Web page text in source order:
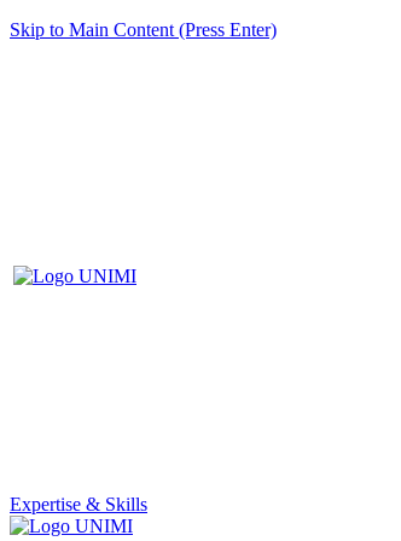
Skip to Main Content (Press Enter)
Expertise & Skills